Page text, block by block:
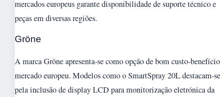
mercados europeus garante disponibilidade de suporte técnico e
peças em diversas regiões.
Gröne
A marca Gröne apresenta-se como opção de bom custo-
mercado europeu. Modelos como o SmartSpray 20L destacam-se
pela inclusão de display LCD para monitorização eletrónica da